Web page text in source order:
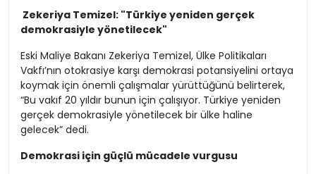
Zekeriya Temizel: "Türkiye yeniden gerçek
demokrasiyle yönetilecek"
Eski Maliye Bakanı Zekeriya Temizel, Ülke Politikaları
Vakfı’nın otokrasiye karşı demokrasi potansiyelini ortaya
koymak için önemli çalışmalar yürüttüğünü belirterek,
“Bu vakıf 20 yıldır bunun için çalışıyor. Türkiye yeniden
gerçek demokrasiyle yönetilecek bir ülke haline
gelecek” dedi.
Demokrasi için güçlü mücadele vurgusu